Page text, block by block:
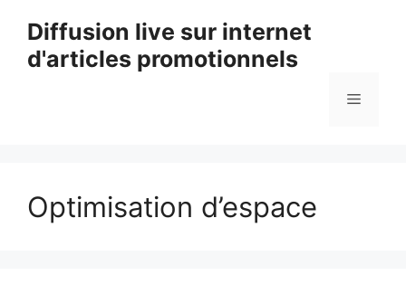
contenu
Diffusion live sur internet
d'articles promotionnels
Menu
Optimisation d’espace